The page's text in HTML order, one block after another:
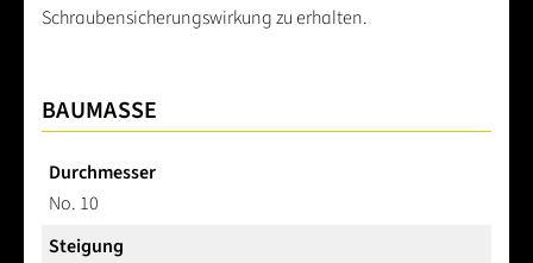
Schraubensicherungswirkung zu erhalten.
BAUMASSE
Durchmesser
No. 10
Steigung